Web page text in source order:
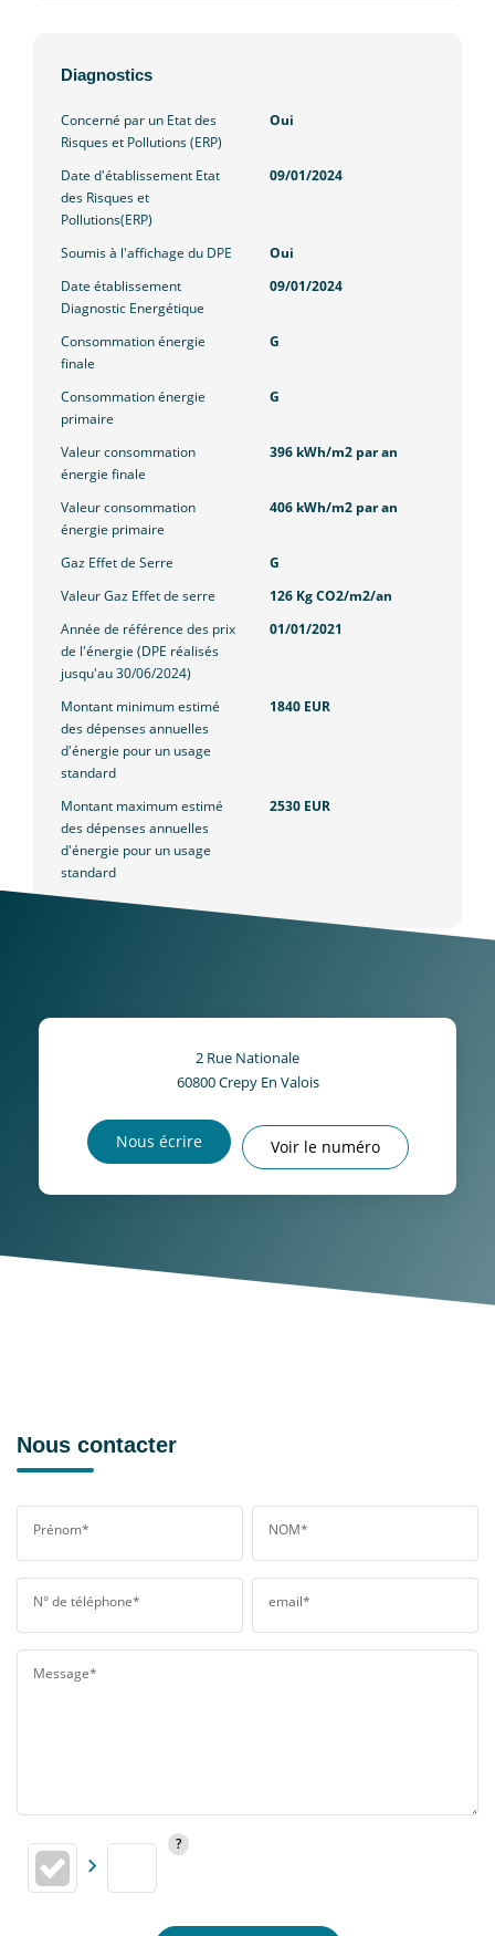
Diagnostics
Concerné par un Etat des
Risques et Pollutions (ERP)
Oui
Date d'établissement Etat
des Risques et
Pollutions(ERP)
09/01/2024
Soumis à l'affichage du DPE
Oui
Date établissement
Diagnostic Energétique
09/01/2024
Consommation énergie
finale
G
Consommation énergie
primaire
G
Valeur consommation
énergie finale
396 kWh/m2 par an
Valeur consommation
énergie primaire
406 kWh/m2 par an
Gaz Effet de Serre
G
Valeur Gaz Effet de serre
126 Kg CO2/m2/an
Année de référence des prix
de l'énergie (DPE réalisés
jusqu'au 30/06/2024)
01/01/2021
Montant minimum estimé
des dépenses annuelles
d'énergie pour un usage
standard
1840 EUR
Montant maximum estimé
des dépenses annuelles
d'énergie pour un usage
standard
2530 EUR
2 Rue Nationale
60800Crepy En Valois
Nous écrire Voir le numéro
Nous contacter
Prénom* NOM*
N° de téléphone* email*
Message*